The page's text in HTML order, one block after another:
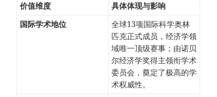
价值维度
具体体现与影响
国际学术地位
全球13项国际科学奥林
匹克正式成员，经济学领
域唯一顶级赛事；由诺贝
尔经济学奖得主领衔学术
委员会，奠定了极高的学
术权威性。